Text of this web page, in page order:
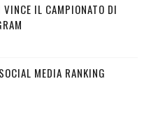
IL CAMPIONATO DI
MEDIA RANKING